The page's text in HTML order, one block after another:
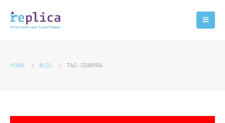
HOME BLOG TAG - COMPRA